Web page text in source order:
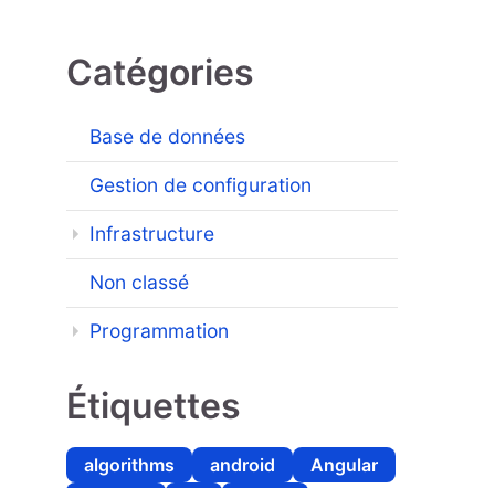
Catégories
Base de données
Gestion de configuration
Infrastructure
Non classé
Programmation
Étiquettes
algorithms android
Angular